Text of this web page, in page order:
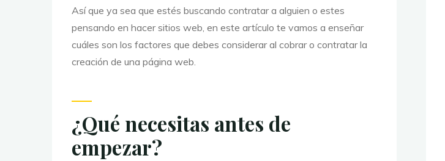
Así que ya sea que estés buscando contratar a alguien o estes
pensando en hacer sitios web, en este artículo te vamos a enseñar
cuáles son los factores que debes considerar al cobrar o contratar la
creación de una página web.
¿Qué necesitas antes de
empezar?